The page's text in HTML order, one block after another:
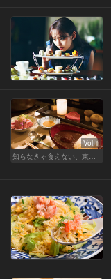
Vol.1
知らなきゃ食えない、東京裏カレー